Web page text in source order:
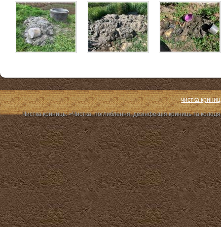
чистка
Чистка криниць: >Чиcтка, поглиблення, дезінфекція криниць та